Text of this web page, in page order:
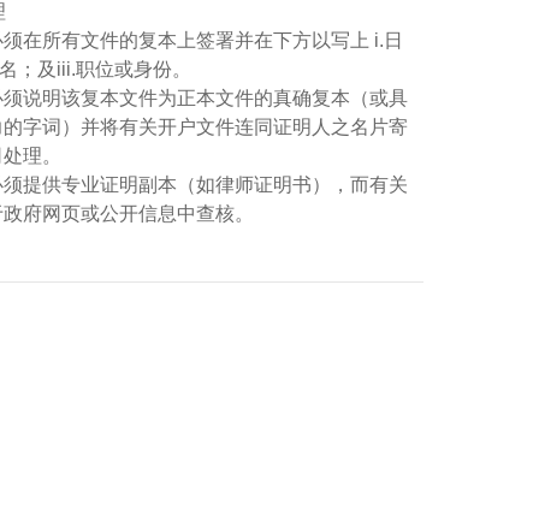
在所有文件的复本上签署并在下方以写上 i.日
；及iii.职位或身份。
说明该复本文件为正本文件的真确复本（或具
字词）并将有关开户文件连同证明人之名片寄
理。
提供专业证明副本（如律师证明书），而有关
府网页或公开信息中查核。